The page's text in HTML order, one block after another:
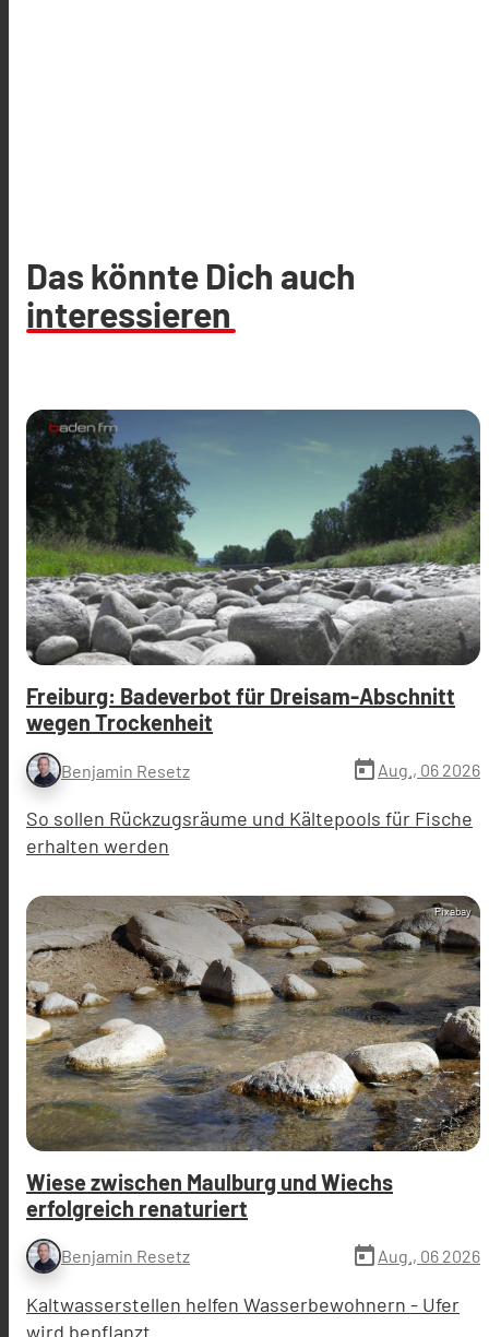
Das könnte Dich auch
interessieren
Freiburg: Badeverbot für Dreisam-Abschnitt
wegen Trockenheit
Benjamin Resetz today Aug., 06 2026
So sollen Rückzugsräume und Kältepools für Fische
erhalten werden
Pixabay
Wiese zwischen Maulburg und Wiechs
erfolgreich renaturiert
Benjamin Resetz today Aug., 06 2026
Kaltwasserstellen helfen Wasserbewohnern - Ufer
wird bepflanzt